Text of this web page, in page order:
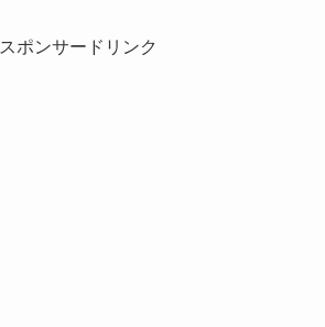
スポンサードリンク